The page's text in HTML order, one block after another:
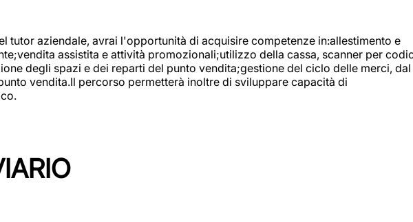
tutor aziendale, avrai l'opportunità di acquisire competenze in:allestimento e
assistita e attività promozionali;utilizzo della cassa, scanner per
degli spazi e dei reparti del punto vendita;gestione del ciclo delle merci, dal
vendita.Il percorso permetterà inoltre di sviluppare capacità di